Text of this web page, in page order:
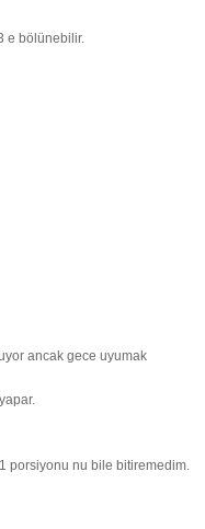
e bölünebilir.
ancak gece uyumak
porsiyonu nu bile bitiremedim.